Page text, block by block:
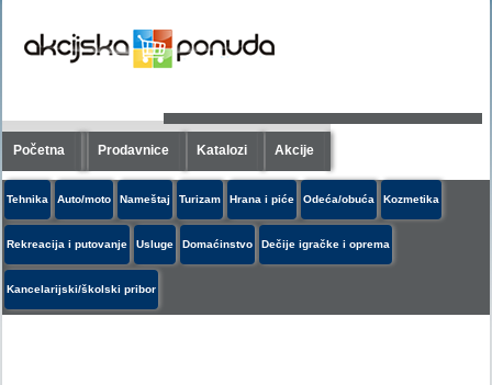
Početna Prodavnice Katalozi Akcije
Tehnika Auto/moto Nameštaj Turizam Hrana i piće Odeća/obuća Kozmetika
Rekreacija i putovanje Usluge Domaćinstvo Dečije igračke i oprema
Kancelarijski/školski pribor